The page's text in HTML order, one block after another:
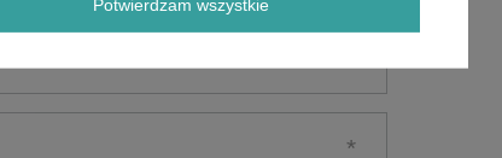
Potwierdzam wszystkie